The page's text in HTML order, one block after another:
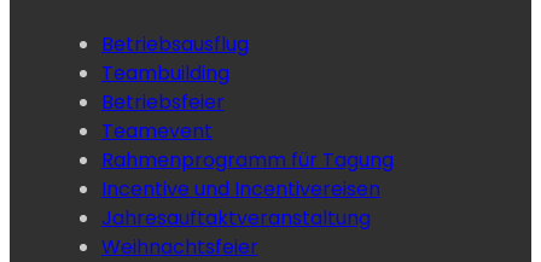
Betriebsausflug
Teambuilding
Betriebsfeier
Teamevent
Rahmenprogramm für Tagung
Incentive und Incentivereisen
Jahresauftaktveranstaltung
Weihnachtsfeier